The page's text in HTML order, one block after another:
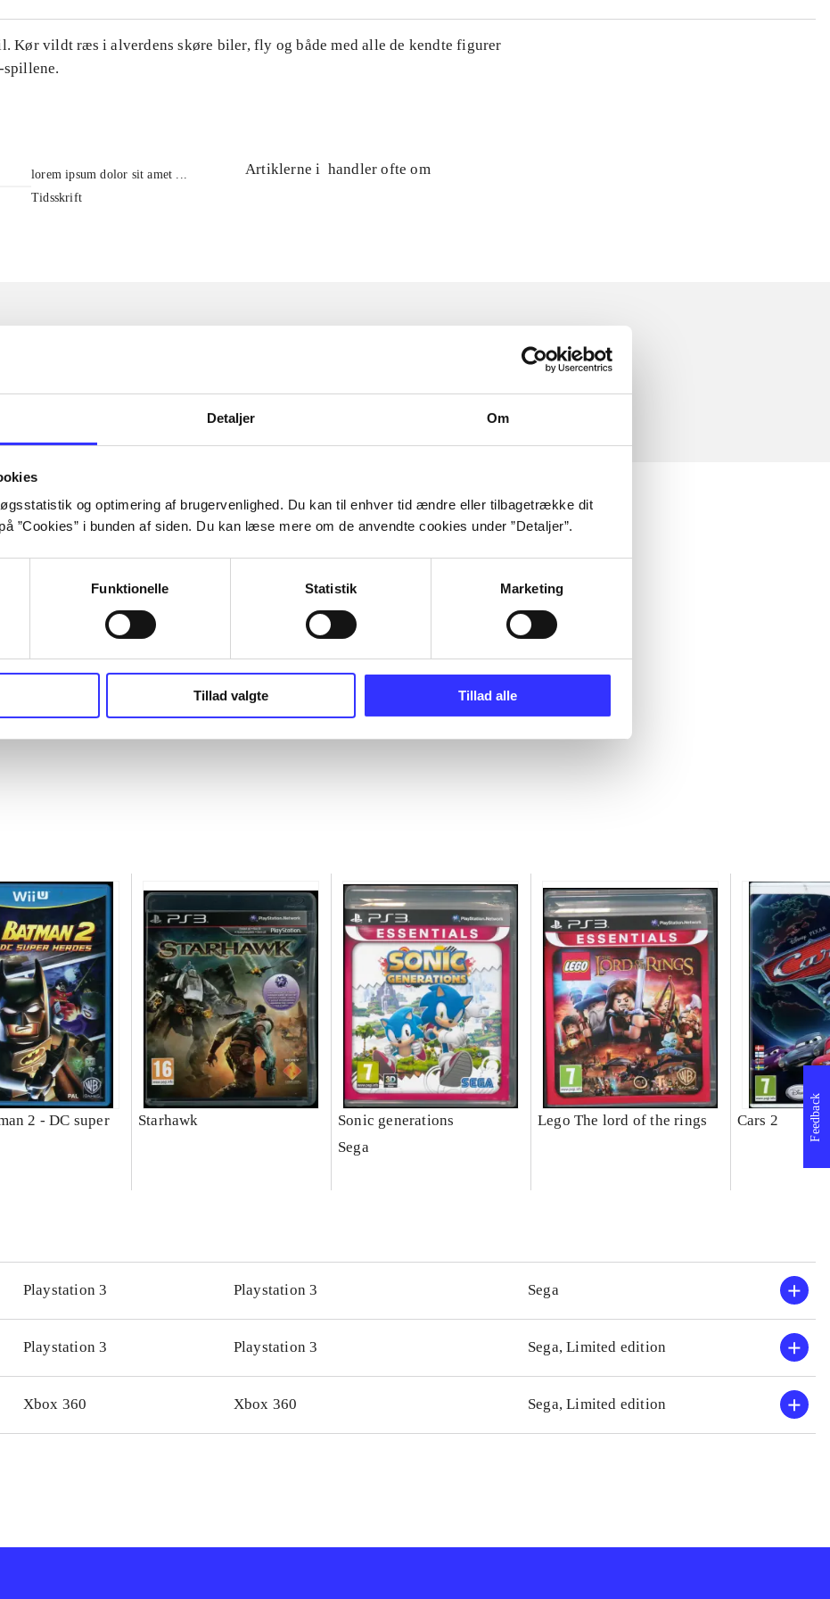
Detaljer Om
og optimering af brugervenlighed. Du kan til enhver tid ændre eller tilbagetrække dit
”Cookies” i bunden af siden. Du kan læse mere om de anvendte cookies under ”Detaljer”.
Funktionelle Statistik Marketing
Tillad valgte Tillad alle
Kør vildt ræs i alverdens skøre biler, fly og både med alle de kendte figurer
spillene.
lorem ipsum dolor sit amet ...
Tidsskrift
Artiklerne i handler ofte om
2 - DC super
Starhawk
Sonic generations
Sega
Lego The lord of the rings Cars 2
Playstation 3 Playstation 3 Sega
Playstation 3 Playstation 3 Sega, Limited edition
Xbox 360 Xbox 360 Sega, Limited edition
Feedback